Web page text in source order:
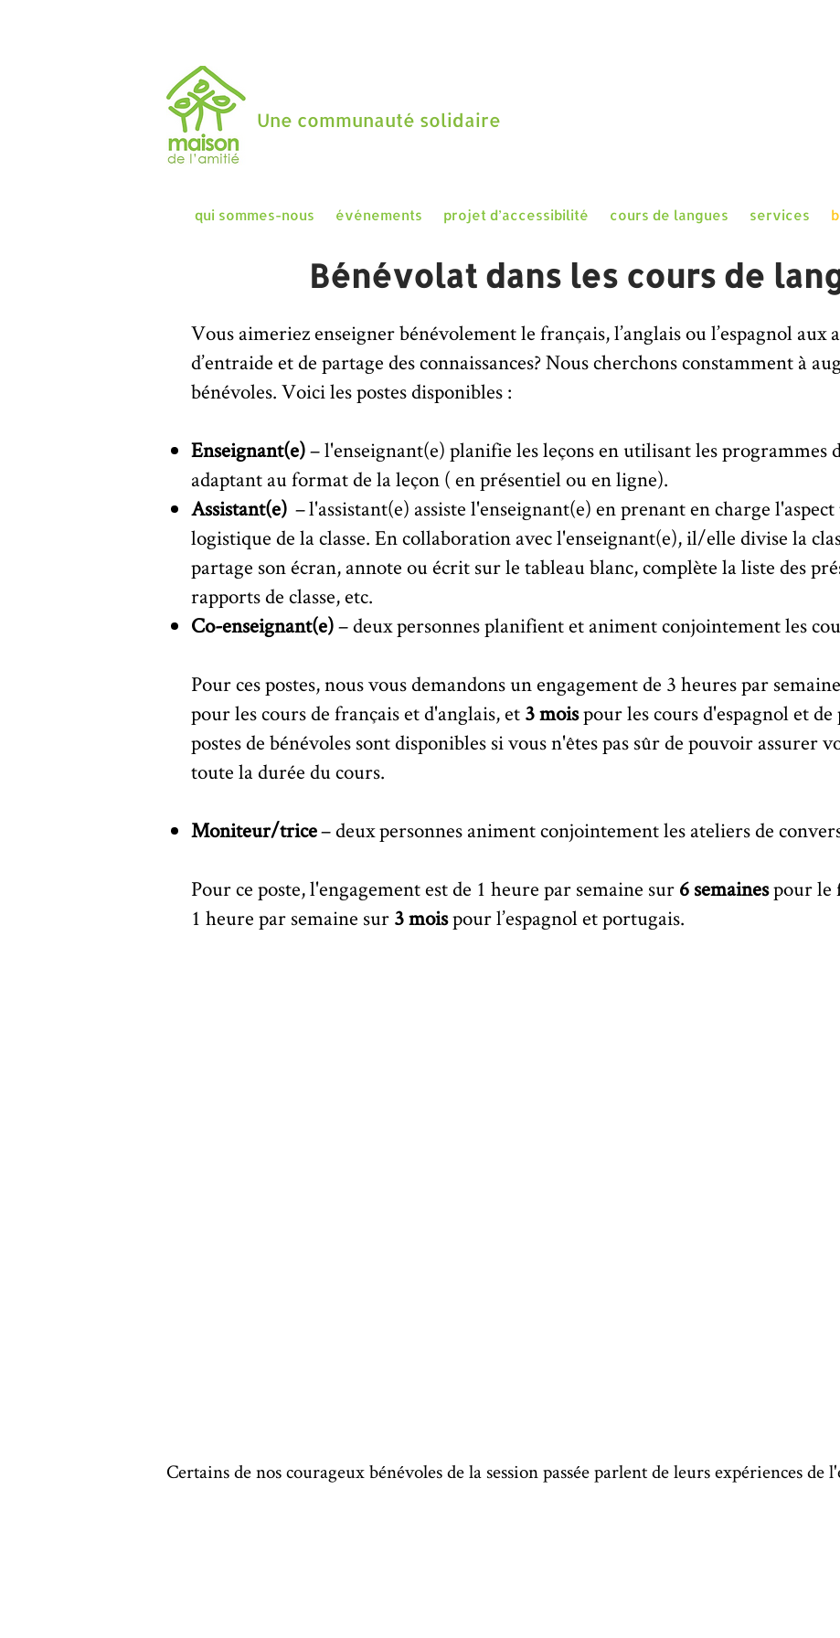
Une communauté solidaire
services
cours de langues
projet d’accessibilité
événements
qui sommes-nous
Bénévolat dans les cours de
Vous aimeriez enseigner bénévolement le français, l’anglais ou l’espagnol aux
d’entraide et de partage des connaissances? Nous cherchons constamment à
bénévoles. Voici les postes disponibles :
Enseignant(e)– l'enseignant(e) planifie les leçons en utilisant les programmes
adaptant au format de la leçon ( en présentiel ou en ligne).
Assistant(e) –l'assistant(e) assiste l'enseignant(e) en prenant en charge
logistique de la classe. En collaboration avec l'enseignant(e), il/elle divise la
partage son écran, annote ou écrit sur le tableau blanc, complète la liste des
rapports de classe, etc.
Co-enseignant(e)– deux personnes planifient et animent conjointement les
Pour ces postes, nous vous demandons un engagement de 3 heures par
pour les cours de français et d'anglais, et 3 moispour les cours d'espagnol et
postes de bénévoles sont disponibles si vous n'êtes pas sûr de pouvoir assurer
toute la durée du cours.
Moniteur/trice– deux personnes animent conjointement les ateliers de
Pour ce poste, l'engagement est de 1 heure par semaine sur 6 semainespour le
1 heure par semaine sur 3 moispour l’espagnol et portugais.
Certains de nos courageux bénévoles de la session passée parlent de leurs expériences de